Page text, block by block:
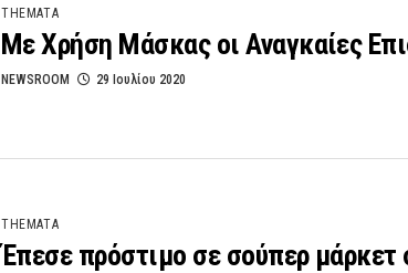
THEMATA
Με Χρήση Μάσκας οι Αναγκαίες
NEWSROOM 29 Ιουλίου 2020
THEMATA
Έπεσε πρόστιμο σε σούπερ